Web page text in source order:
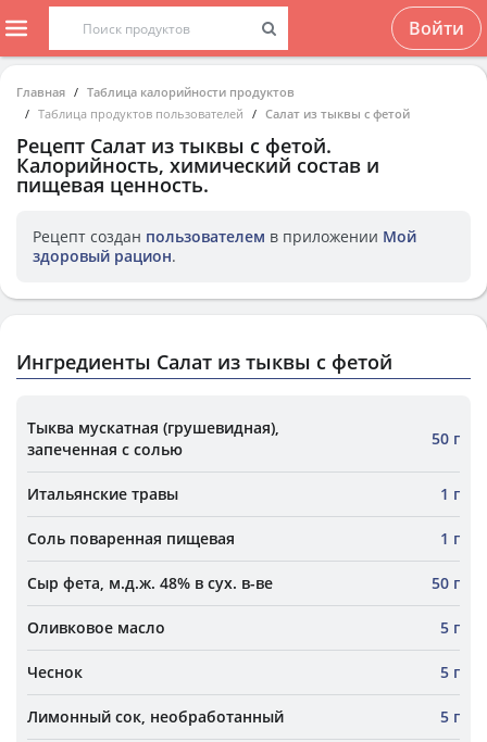
Войти
Главная
Таблица калорийности продуктов
Таблица продуктов пользователей
Салат из тыквы с фетой
Рецепт Салат из тыквы с фетой.
Калорийность, химический состав и
пищевая ценность.
Рецепт создан пользователем в приложении Мой
здоровый рацион.
Ингредиенты Салат из тыквы с фетой
Тыква мускатная (грушевидная),
запеченная с солью
50 г
Итальянские травы 1 г
Соль поваренная пищевая 1 г
Сыр фета, м.д.ж. 48% в сух. в-ве 50 г
Оливковое масло 5 г
Чеснок 5 г
Лимонный сок, необработанный 5 г